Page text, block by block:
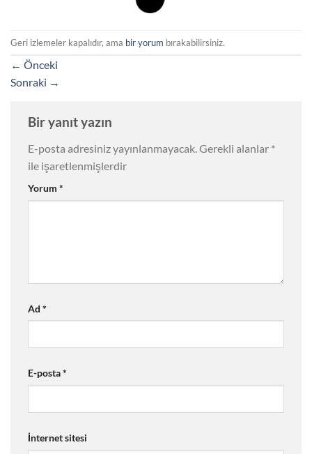
Geri izlemeler kapalıdır, ama bir yorum bırakabilirsiniz.
← Önceki
Sonraki →
Bir yanıt yazın
E-posta adresiniz yayınlanmayacak.Gerekli alanlar *
ile işaretlenmişlerdir
Yorum *
Ad *
E-posta*
İnternet sitesi